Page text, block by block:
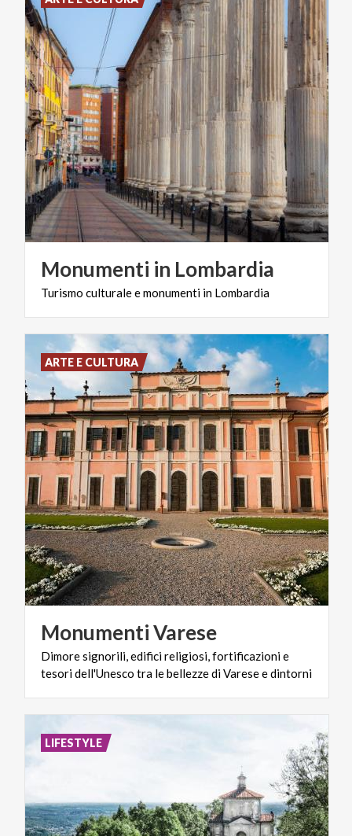
Monumenti in Lombardia
Turismo culturaleemonumenti in Lombardia
MonumentiVarese
Dimoresignorili,edificireligiosi,fortificazionie
tesoridell'Unesco tra lebellezzediVareseedintorni
ARTE E CULTURA
LIFESTYLE